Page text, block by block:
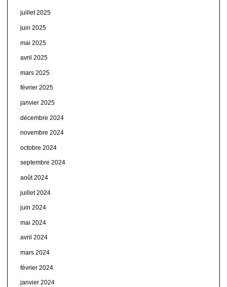
juillet 2025
juin 2025
mai 2025
avril 2025
mars 2025
février 2025
janvier 2025
décembre 2024
novembre 2024
octobre 2024
septembre 2024
août 2024
juillet 2024
juin 2024
mai 2024
avril 2024
mars 2024
février 2024
janvier 2024